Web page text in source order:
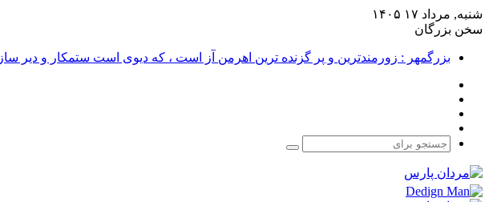
شنبه, مرداد ۱۷ ۱۴۰۵
سخن بزرگان
بزرگمهر : زورمندترین و پر گزنده ترین اهرمن آز است ، که دیوی است ستمکار و دیر ساز
جستجو